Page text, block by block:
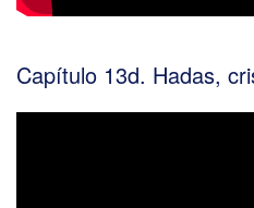
Capítulo 13d. Hadas,